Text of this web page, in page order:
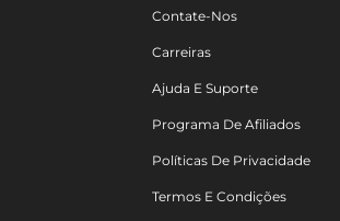
Contate-Nos
Carreiras
Ajuda E Suporte
Programa De Afiliados
Políticas De Privacidade
Termos E Condições